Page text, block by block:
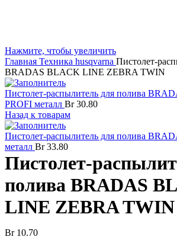
Нажмите, чтобы увеличить
Главная Техника husqvarna Пистолет-
BRADAS BLACK LINE ZEBRA TWIN
Пистолет-распылитель для полива
PROFI металл Br30.80
Назад к товарам
Пистолет-распылитель для полива
металл Br33.80
Пистолет-
полива BRADAS
LINE ZEBRA TWIN
Br10.70